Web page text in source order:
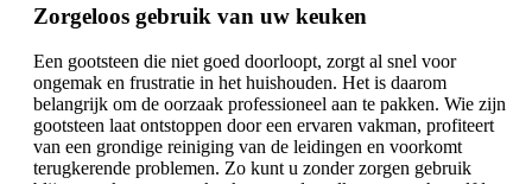
Zorgeloos gebruik van uw keuken
Een gootsteen die niet goed doorloopt, zorgt al snel voor
ongemak en frustratie in het huishouden. Het is daarom
belangrijk om de oorzaak professioneel aan te pakken. Wie zijn
gootsteen laat ontstoppen door een ervaren vakman, profiteert
van een grondige reiniging van de leidingen en voorkomt
terugkerende problemen. Zo kunt u zonder zorgen gebruik